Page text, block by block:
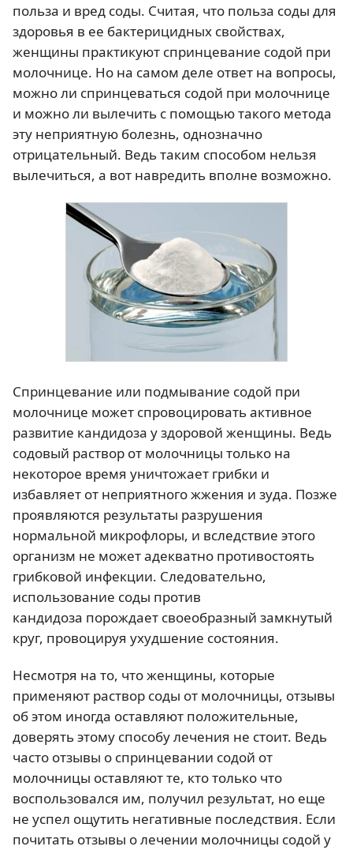
польза и вред соды. Считая, что польза соды для
здоровья в ее бактерицидных свойствах,
женщины практикуют спринцевание содой при
молочнице. Но на самом деле ответ на вопросы,
можно ли спринцеваться содой при молочнице
и можно ли вылечить с помощью такого метода
эту неприятную болезнь, однозначно
отрицательный. Ведь таким способом нельзя
вылечиться, а вот навредить вполне возможно.
Спринцевание или подмывание содой при
молочнице может спровоцировать активное
развитие кандидоза у здоровой женщины. Ведь
содовый раствор от молочницы только на
некоторое время уничтожает грибки и
избавляет от неприятного жжения и зуда. Позже
проявляются результаты разрушения
нормальной микрофлоры, и вследствие этого
организм не может адекватно противостоять
грибковой инфекции. Следовательно,
использование соды против
кандидоза порождает своеобразный замкнутый
круг, провоцируя ухудшение состояния.
Несмотря на то, что женщины, которые
применяют раствор соды от молочницы, отзывы
об этом иногда оставляют положительные,
доверять этому способу лечения не стоит. Ведь
часто отзывы о спринцевании содой от
молочницы оставляют те, кто только что
воспользовался им, получил результат, но еще
не успел ощутить негативные последствия. Если
почитать отзывы о лечении молочницы содой у